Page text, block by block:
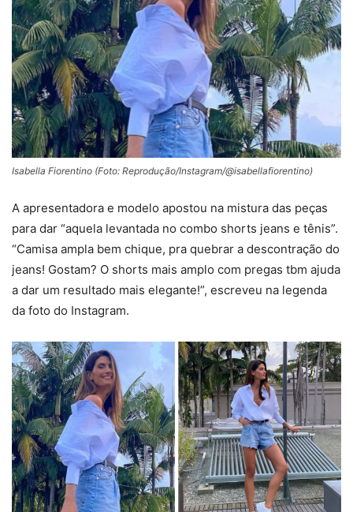
Isabella Fiorentino (Foto: Reprodução/Instagram/@isabellafiorentino)
A apresentadora e modelo apostou na mistura das peças
para dar “aquela levantada no combo shorts jeans e tênis”.
“Camisa ampla bem chique, pra quebrar a descontração do
jeans! Gostam? O shorts mais amplo com pregas tbm ajuda
a dar um resultado mais elegante!”, escreveu na legenda
da foto do Instagram.